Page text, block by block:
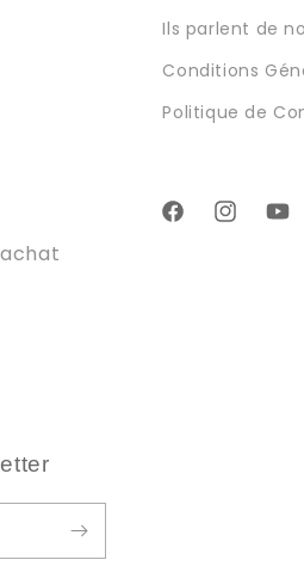
Ils parlent de
Conditions
Politique de
FacebookInstagram